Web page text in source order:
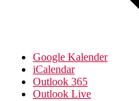
Google Kalender
iCalendar
Outlook 365
Outlook Live